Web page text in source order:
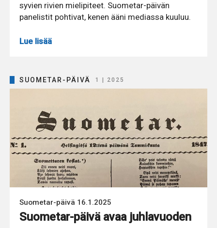
syvien rivien mielipiteet. Suometar-päivän
panelistit pohtivat, kenen ääni mediassa kuuluu.
Lue lisää
SUOMETAR-PÄIVÄ 1 | 2025
Suometar-päivä 16.1.2025
Suometar-päivä avaa juhlavuoden